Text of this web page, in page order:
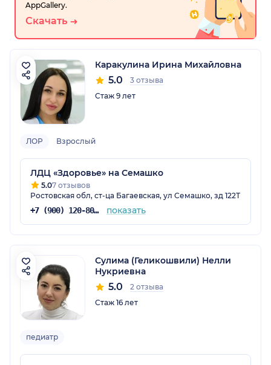
AppGallery.
Скачать
Каракулина Ирина Михайловна
5.0
3 отзыва
Стаж 9 лет
ЛОР Взрослый
ЛДЦ «Здоровье» на Семашко
5.07 отзывов
Ростовская обл, ст-ца Багаевская, ул Семашко, зд 122Т
+7 (900) 120-80-88 показать
Сулима (Геликошвили) Нелли
Нукриевна
5.0
2 отзыва
Стаж 16 лет
педиатр